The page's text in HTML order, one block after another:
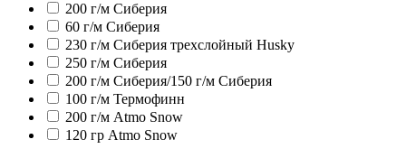
200 г/м Сиберия
60 г/м Сиберия
230 г/м Сиберия трехслойный Husky
250 г/м Сиберия
200 г/м Сиберия/150 г/м Сиберия
100 г/м Термофинн
200 г/м Atmo Snow
120 гр Atmo Snow